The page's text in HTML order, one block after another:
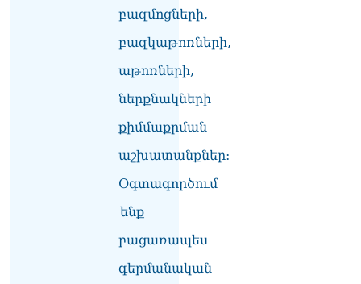
բազմոցների,
բազկաթոռների,
աթոռների,
ներքնակների
քիմմաքրման
աշխատանքներ:
Օգտագործում
ենք
բացառապես
գերմանական
հայտարարել է, որ
Հայաստանի վրա
չունի
07.08.2026
ՏԵՍԱՆՅՈւԹ․ «Ցավոք,
պատճառով մեր
ծավալն այնքան էլ մեծ չէ»․
07.08.2026
Տիկի՜ն Ղազարյան, ցույց